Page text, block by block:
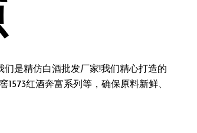
是精仿白酒批发厂家!我们精心打造的
红酒奔富系列等，确保原料新鲜、